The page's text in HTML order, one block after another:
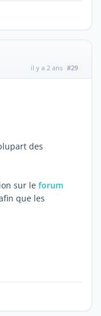
il y a 2 ans #29
des
sur le forum
que les